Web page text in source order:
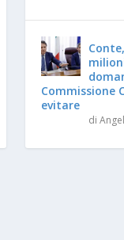
Commissione
evitare
di